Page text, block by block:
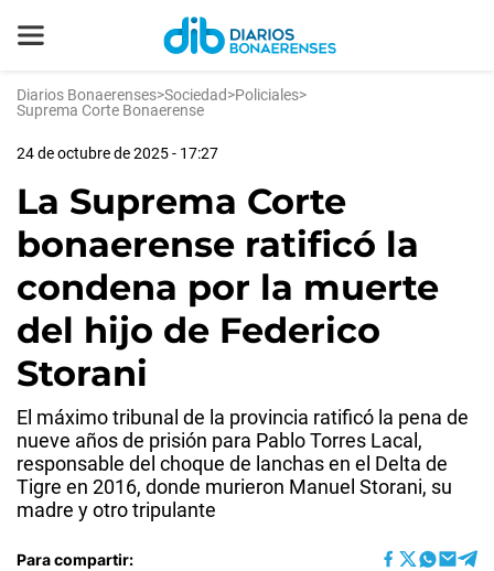
Diarios Bonaerenses>Sociedad>Policiales>
Suprema Corte Bonaerense
24 de octubre de 2025 - 17:27
La Suprema Corte
bonaerense ratificó la
condena por la muerte
del hijo de Federico
Storani
El máximo tribunal de la provincia ratificó la pena de
nueve años de prisión para Pablo Torres Lacal,
responsable del choque de lanchas en el Delta de
Tigre en 2016, donde murieron Manuel Storani, su
madre y otro tripulante
Para compartir: